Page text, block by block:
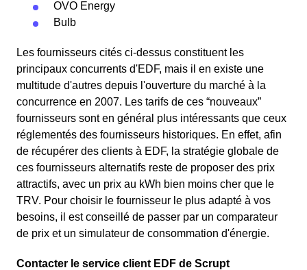
OVO Energy
Bulb
Les fournisseurs cités ci-dessus constituent les
principaux concurrents d'EDF, mais il en existe une
multitude d'autres depuis l'ouverture du marché à la
concurrence en 2007. Les tarifs de ces “nouveaux”
fournisseurs sont en général plus intéressants que ceux
réglementés des fournisseurs historiques. En effet, afin
de récupérer des clients à EDF, la stratégie globale de
ces fournisseurs alternatifs reste de proposer des prix
attractifs, avec un prix au kWh bien moins cher que le
TRV. Pour choisir le fournisseur le plus adapté à vos
besoins, il est conseillé de passer par un comparateur
de prix et un simulateur de consommation d'énergie.
Contacter le service client EDF de Scrupt